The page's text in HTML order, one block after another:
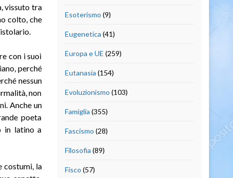
vissuto tra
colto, che
con i suoi
perché
nessun
non
Anche un
poeta
in latino a
costumi, la
Esoterismo (9)
Eugenetica (41)
Europa e UE (259)
Eutanasia (154)
Evoluzionismo (103)
Famiglia (355)
Fascismo (28)
Filosofia (89)
Fisco (57)